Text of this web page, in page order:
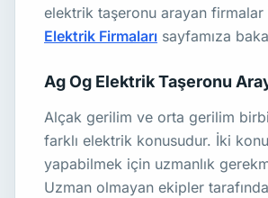
elektrik taşeronu arayan firmalar
Elektrik Firmaları sayfamıza
Ag Og Elektrik Taşeronu
Alçak gerilim ve orta gerilim
farklı elektrik konusudur. İki
yapabilmek için uzmanlık
Uzman olmayan ekipler